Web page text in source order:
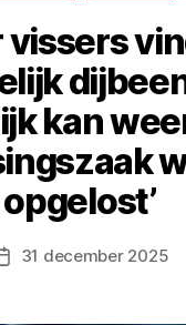
vissers
kan
opgelost’
Berichtdatum
31 december 2025